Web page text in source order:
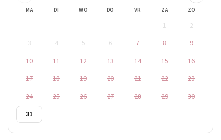
MA DI WO DO VR ZA ZO
1
2
3
4 5 6 7 8
9
10
11 12 13 14 15
16
17
18 19 20 21 22
23
24
25 26 27 28 29
30
31